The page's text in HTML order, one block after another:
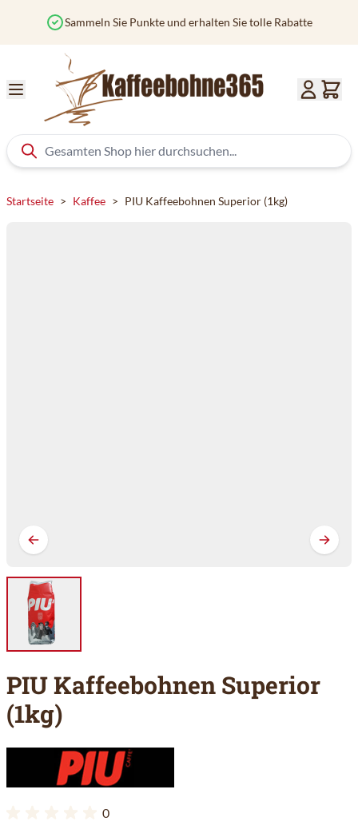
Sammeln Sie Punkte und erhalten Sie tolle Rabatte
Startseite > Kaffee > PIU Kaffeebohnen Superior (1kg)
PIU Kaffeebohnen Superior
(1kg)
0